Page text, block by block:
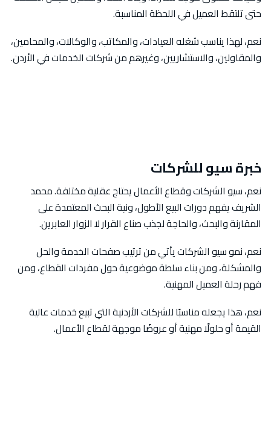
حتى تلتقط العميل في اللحظة المناسبة.
نعم، لهذا يناسب شغله العيادات، والمكاتب، والوكالات، والمحامين،
والمقاولين، والاستشاريين، وغيرهم من شركات الخدمات في الأردن.
خبرة سيو للشركات
نعم، سيو الشركات وقطاع الأعمال يحتاج عقلية مختلفة. محمد
الشريف يفهم دورات البيع الأطول، ونية البحث المعتمدة على
المقارنة والبحث، والحاجة لجذب صناع القرار لا الزوار العابرين.
نعم، نمو سيو الشركات يأتي من ترتيب صفحات الخدمة والحل
والمشكلة، ومن بناء سلطة موضوعية حول مفردات القطاع، ومن
فهم رحلة العميل المهنية.
نعم، هذا يجعله مناسبًا للشركات الأردنية التي تبيع خدمات عالية
القيمة أو حلولًا مهنية أو عروضًا موجهة لقطاع الأعمال.